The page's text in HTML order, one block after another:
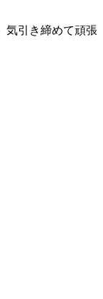
気引き締めて頑張